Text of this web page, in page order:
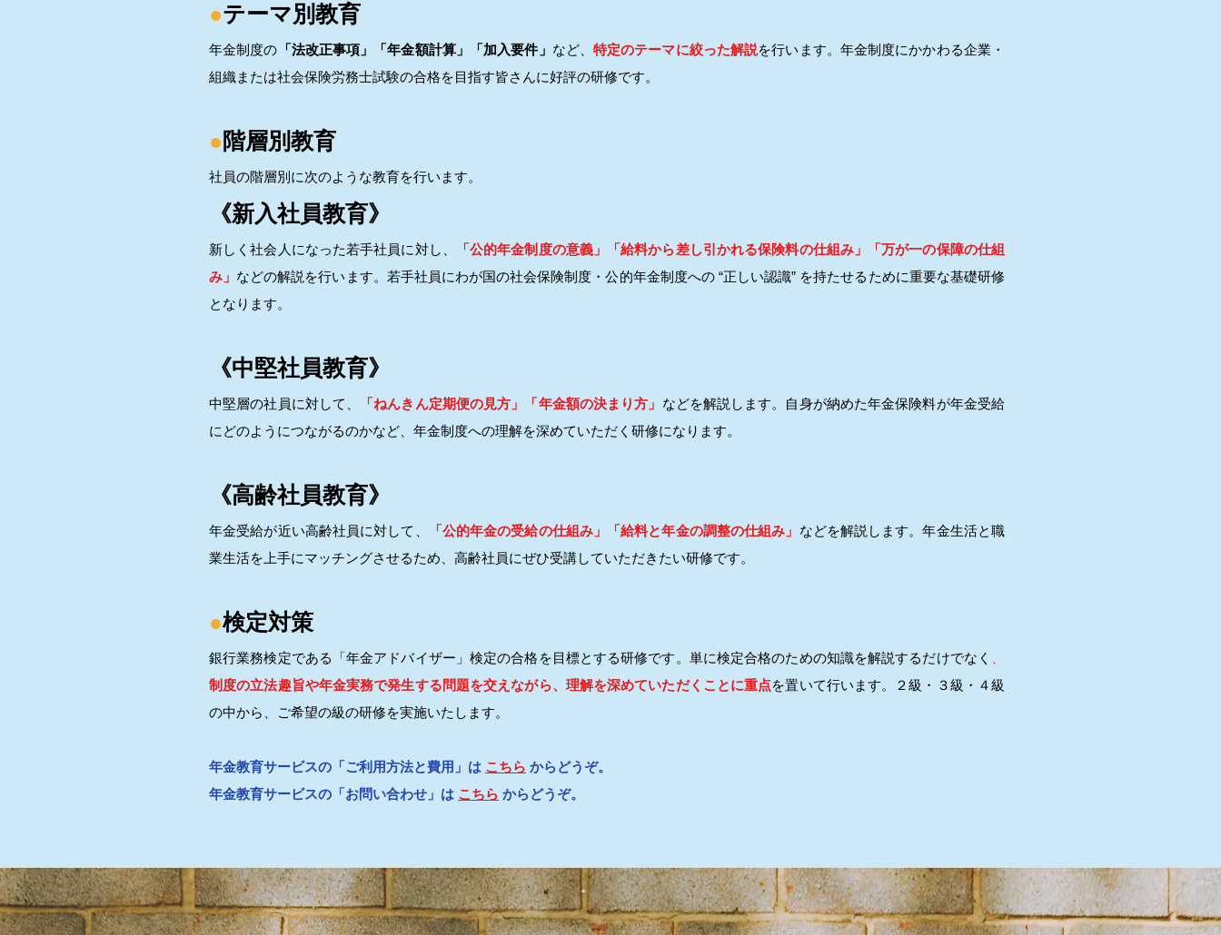
●テーマ別教育
年金制度の 「法改正事項」「年金額計算」「加入要件」 など、 特定のテーマに絞った解説を行います。年金制度にかかわる企業・
組織または社会保険労務士試験の合格を目指す皆さんに好評の研修です。
● 階層別教育
社員の階層別に次のような教育を行います。
《新入社員教育》
新しく社会人になった若手社員に対し、
「公的年金制度の意義」「給料から差し引かれる保険料の仕組み」「万が一の保障の仕組
み」 などの解説を行います。若手社員にわが国の社会保険制度・公的年金制度への “正しい認識” を持たせるために重要な基礎研修
となります。
《中堅社員教育》
中堅層の社員に対して、 「ねんきん定期便の見方」「年金額の決まり方」 などを解説します。自身が納めた年金保険料が年金受給
にどのようにつながるのかなど、年金制度への理解を深めていただく研修になります。
《高齢社員教育》
年金受給が近い高齢社員に対して、 「公的年金の受給の仕組み」「給料と年金の調整の仕組み」 などを解説します。年金生活と職
業生活を上手にマッチングさせるため、高齢社員にぜひ受講していただきたい研修です。
●検定対策
銀行業務検定である「年金アドバイザー」検定の合格を目標とする研修です。単に検定合格のための知識を解説するだけでなく
制度の立法趣旨や年金実務で発生する問題を交えながら、理解を深めていただくことに重点を置いて行います。２級・３級・４級
の中から、ご希望の級の研修を実施いたします。
年金教育サービスの​​「ご利用方法と費用」は こちら からどうぞ。
年金教育サービスの「お問い合わせ」は こちら からどうぞ。